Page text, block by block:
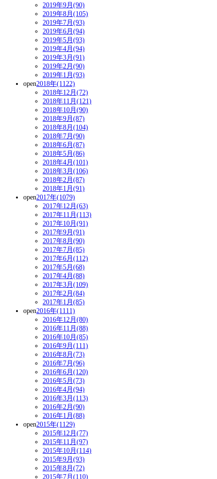
2019年9月(90)
2019年8月(105)
2019年7月(93)
2019年6月(94)
2019年5月(93)
2019年4月(94)
2019年3月(91)
2019年2月(90)
2019年1月(93)
open2018年(1122)
2018年12月(72)
2018年11月(121)
2018年10月(90)
2018年9月(87)
2018年8月(104)
2018年7月(90)
2018年6月(87)
2018年5月(86)
2018年4月(101)
2018年3月(106)
2018年2月(87)
2018年1月(91)
open2017年(1079)
2017年12月(63)
2017年11月(113)
2017年10月(91)
2017年9月(91)
2017年8月(90)
2017年7月(85)
2017年6月(112)
2017年5月(68)
2017年4月(88)
2017年3月(109)
2017年2月(84)
2017年1月(85)
open2016年(1111)
2016年12月(80)
2016年11月(88)
2016年10月(85)
2016年9月(111)
2016年8月(73)
2016年7月(96)
2016年6月(120)
2016年5月(73)
2016年4月(94)
2016年3月(113)
2016年2月(90)
2016年1月(88)
open2015年(1129)
2015年12月(77)
2015年11月(97)
2015年10月(114)
2015年9月(93)
2015年8月(72)
2015年7月(110)